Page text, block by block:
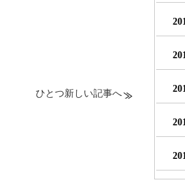
ひとつ新しい記事へ